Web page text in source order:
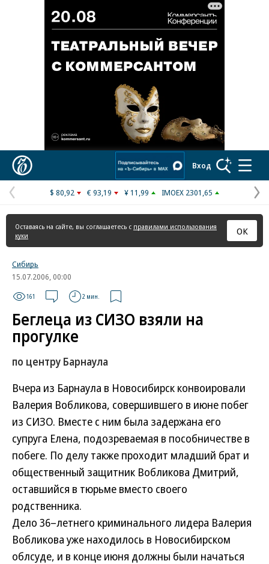
Вход
Предыдущая
страница
$ 80,92 € 93,19 ¥ 11,99 IMOEX 2301,65
Оставаясь на сайте, вы соглашаетесь с правилами использования
куки
ОК
Сибирь
15.07.2006, 00:00
161 2 мин.
Беглеца из СИЗО взяли на
прогулке
по центру Барнаула
Вчера из Барнаула в Новосибирск конвоировали
Валерия Вобликова, совершившего в июне побег
из СИЗО. Вместе с ним была задержана его
супруга Елена, подозреваемая в пособничестве в
побеге. По делу также проходит младший брат и
общественный защитник Вобликова Дмитрий,
оставшийся в тюрьме вместо своего
родственника.
Дело 36–летнего криминального лидера Валерия
Вобликова уже находилось в Новосибирском
облсуде, и в конце июня должны были начаться